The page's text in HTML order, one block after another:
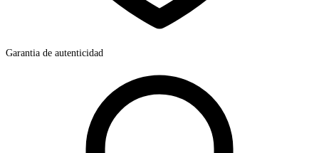
Garantia de autenticidad